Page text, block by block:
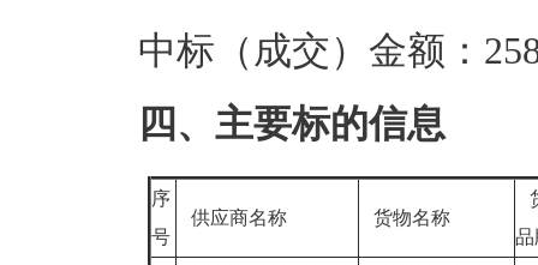
中标（成交）金额：
四、主要标的信息
序
号
供应商名称 货物名称